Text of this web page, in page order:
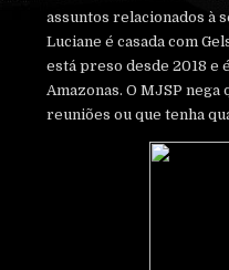
assuntos relacionados à
Luciane é casada com
está preso desde 2018 e
Amazonas. O MJSP
reuniões ou que tenha